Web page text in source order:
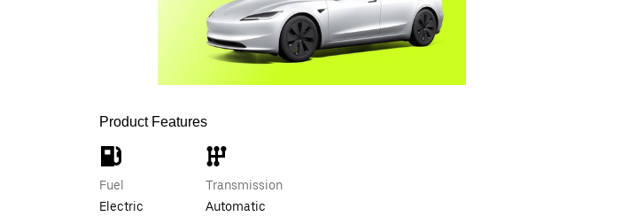
Product Features
Fuel
Electric
Transmission
Automatic